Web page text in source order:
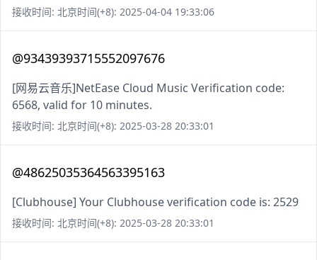
接收时间: 北京时间(+8): 2025-04-04 19:33:06
@93439393715552097676
[网易云音乐]NetEase Cloud Music Verification code:
6568, valid for 10 minutes.
接收时间: 北京时间(+8): 2025-03-28 20:33:01
@48625035364563395163
[Clubhouse] Your Clubhouse verification code is: 2529
接收时间: 北京时间(+8): 2025-03-28 20:33:01